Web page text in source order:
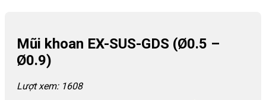
Mũi khoan EX-SUS-GDS (Ø0.5 –
Ø0.9)
Lượt xem: 1608